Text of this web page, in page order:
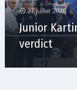
27 juillet 2026
Junior
verdict